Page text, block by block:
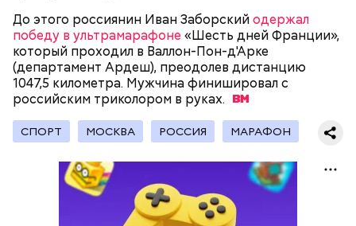
До этого россиянин Иван Заборскийодержал
победу в ультрамарафоне «Шесть дней Франции»,
который проходил в Валлон-Пон-д'Арке
(департамент Ардеш), преодолев дистанцию
1047,5 километра. Мужчина финишировал с
российским триколором в руках.
СПОРТ МОСКВА РОССИЯ МАРАФОН
— Кабачки, порезанные кубиками, нужно легко
обжарить на сковороде. К ним добавляются зелень
петрушки, чеснок, соль и оливковое масло.
Получается очень вкусно, — поделился рецептом
Копылов.
лишним весом.